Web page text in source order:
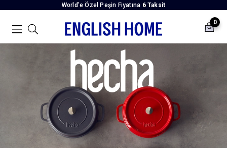
World’e Özel Peşin Fiyatına 6 Taksit
0